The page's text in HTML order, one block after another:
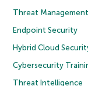
Threat
Endpoint Security
Hybrid Cloud
Cybersecurity
Threat Intelligence